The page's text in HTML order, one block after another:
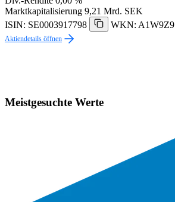
Marktkapitalisierung 9,21 Mrd. SEK
ISIN: SE0003917798
WKN: A1W9Z9
Aktiendetails öffnen
Meistgesuchte Werte